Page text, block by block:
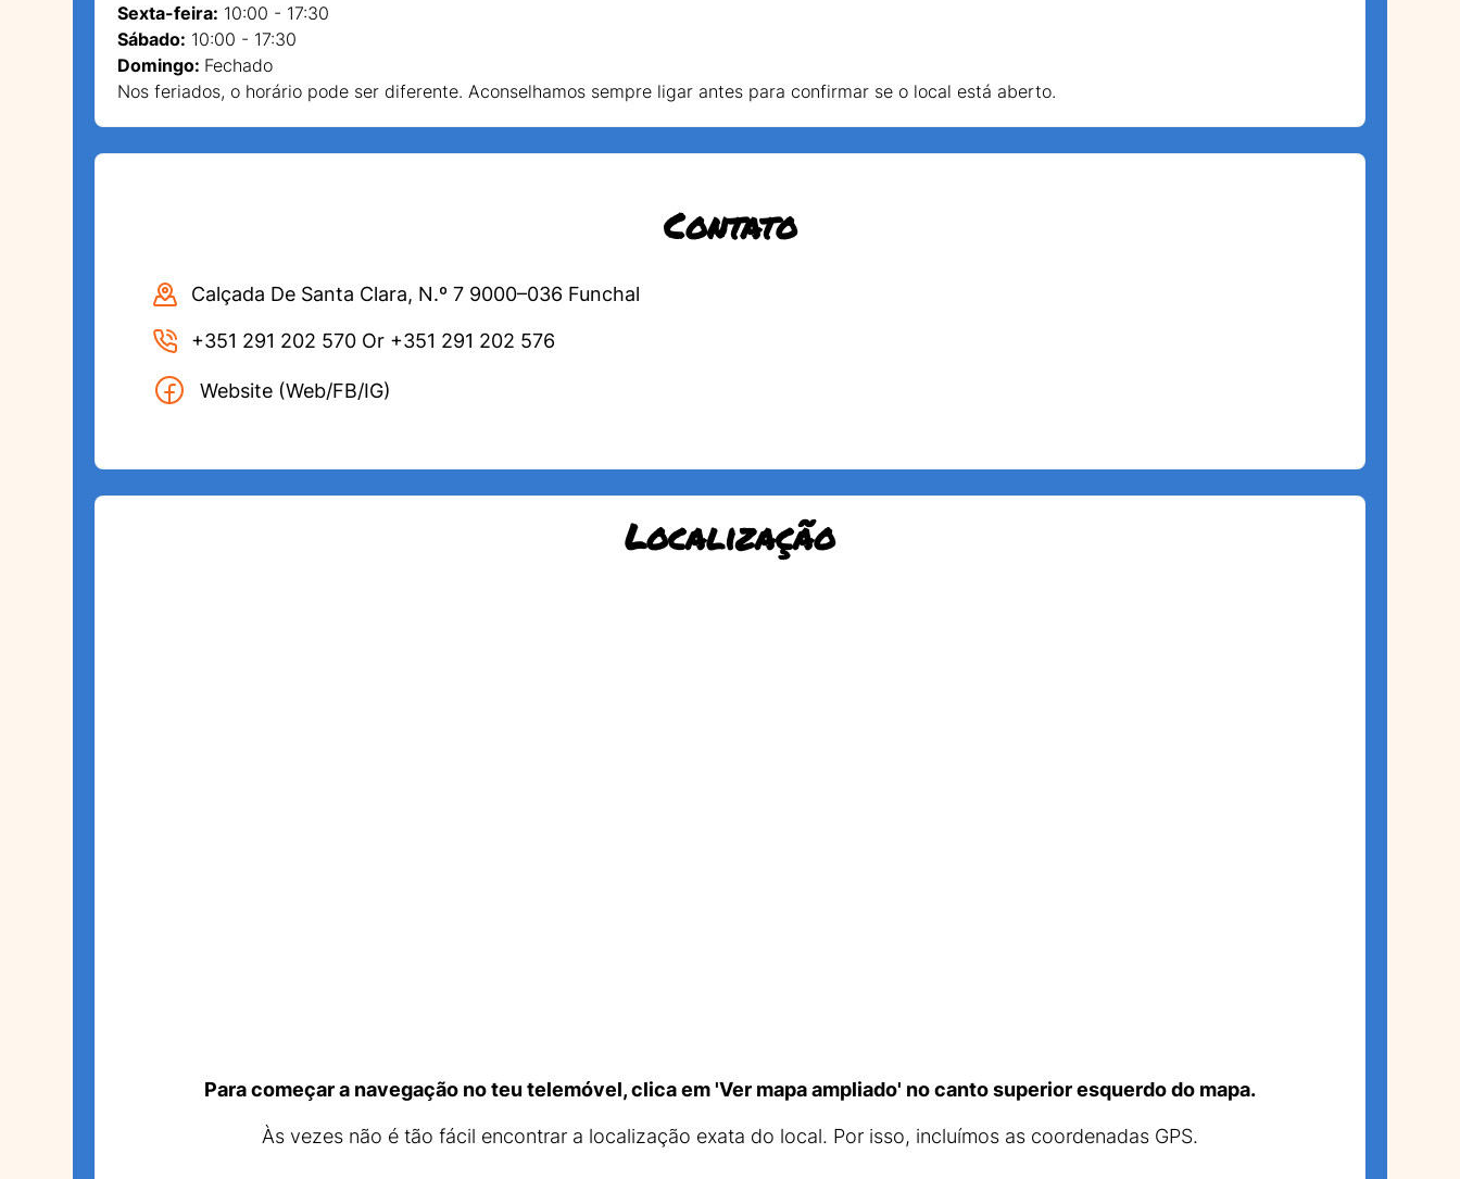
Sexta-feira: 10:00 - 17:30
Sábado: 10:00 - 17:30
Domingo: Fechado
Nos feriados, o horário pode ser diferente. Aconselhamos sempre ligar antes para confirmar se o local está aberto.
Contato
Calçada De Santa Clara, N.º 7 9000–036 Funchal
+351 291 202 570 Or +351 291 202 576
Website (Web/FB/IG)
Localização
Para começar a navegação no teu telemóvel, clica em 'Ver mapa ampliado' no canto superior esquerdo do mapa.
Às vezes não é tão fácil encontrar a localização exata do local. Por isso, incluímos as coordenadas GPS.